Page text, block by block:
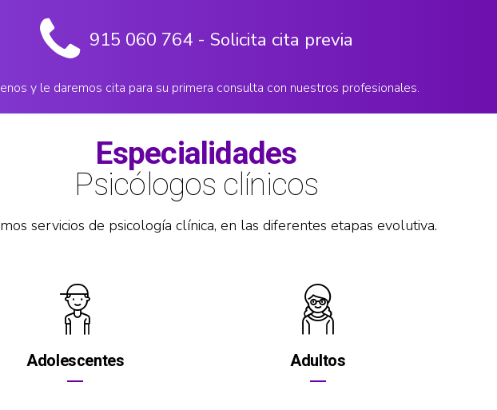
915 060 764 - Solicita cita previa
y le daremos cita para su primera consulta con nuestros profesionales.
Especialidades
Psicólogos clínicos
servicios de psicología clínica, en las diferentes etapas evolutiva.
Adolescentes Adultos